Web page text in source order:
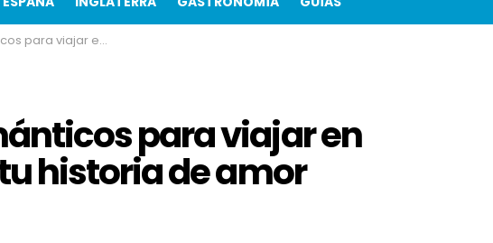
y vivir tu historia de amor
para viajar en
historia de amor